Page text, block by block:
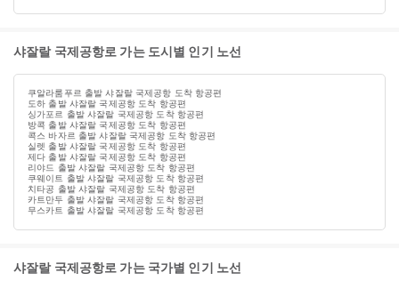
샤잘랄 국제공항로 가는 도시별 인기 노선
쿠알라룸푸르 출발 샤잘랄 국제공항 도착 항공편
도하 출발 샤잘랄 국제공항 도착 항공편
싱가포르 출발 샤잘랄 국제공항 도착 항공편
방콕 출발 샤잘랄 국제공항 도착 항공편
콕스 바자르 출발 샤잘랄 국제공항 도착 항공편
실렛 출발 샤잘랄 국제공항 도착 항공편
제다 출발 샤잘랄 국제공항 도착 항공편
리야드 출발 샤잘랄 국제공항 도착 항공편
쿠웨이트 출발 샤잘랄 국제공항 도착 항공편
치타공 출발 샤잘랄 국제공항 도착 항공편
카트만두 출발 샤잘랄 국제공항 도착 항공편
무스카트 출발 샤잘랄 국제공항 도착 항공편
샤잘랄 국제공항로 가는 국가별 인기 노선